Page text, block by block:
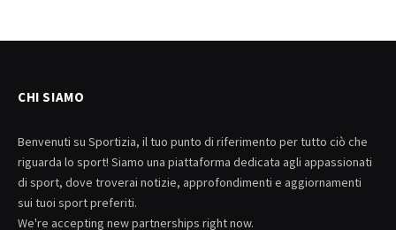
CHI SIAMO
Benvenuti su Sportizia, il tuo punto di riferimento per tutto ciò che
riguarda lo sport! Siamo una piattaforma dedicata agli appassionati
di sport, dove troverai notizie, approfondimenti e aggiornamenti
sui tuoi sport preferiti.
We're accepting new partnerships right now.